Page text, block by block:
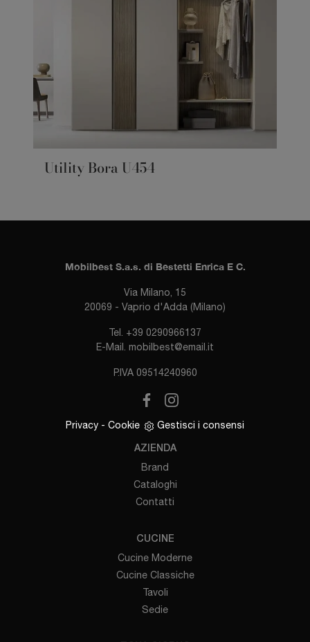
Utility Bora U454
Mobilbest S.a.s. di Bestetti Enrica E C.
Via Milano, 15
20069 - Vaprio d'Adda (Milano)
Tel. +39 0290966137
E-Mail. mobilbest@email.it
P.IVA 09514240960
Privacy - Cookie Gestisci i consensi
AZIENDA
Brand
Cataloghi
Contatti
CUCINE
Cucine Moderne
Cucine Classiche
Tavoli
Sedie